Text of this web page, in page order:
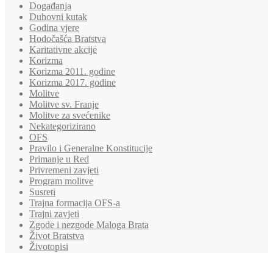
Događanja
Duhovni kutak
Godina vjere
Hodočašća Bratstva
Karitativne akcije
Korizma
Korizma 2011. godine
Korizma 2017. godine
Molitve
Molitve sv. Franje
Molitve za svećenike
Nekategorizirano
OFS
Pravilo i Generalne Konstitucije
Primanje u Red
Privremeni zavjeti
Program molitve
Susreti
Trajna formacija OFS-a
Trajni zavjeti
Zgode i nezgode Maloga Brata
Život Bratstva
Životopisi